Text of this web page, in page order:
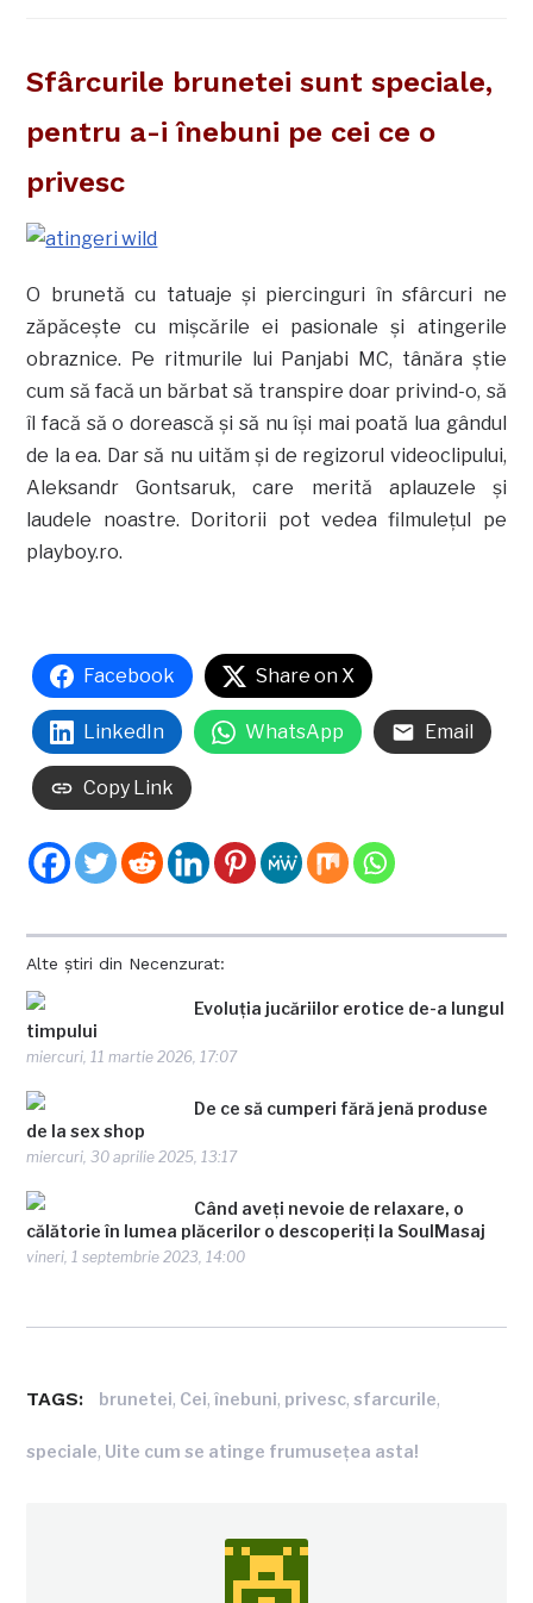
Alte știri din Necenzurat:
Evoluția jucăriilor erotice de-a lungul
timpului
miercuri, 11 martie 2026, 17:07
De ce să cumperi fără jenă produse
de la sex shop
miercuri, 30 aprilie 2025, 13:17
Când aveți nevoie de relaxare, o
călătorie în lumea plăcerilor o descoperiți la SoulMasaj
vineri, 1 septembrie 2023, 14:00
Sfârcurile brunetei sunt speciale,
pentru a-i înebuni pe cei ce o
privesc
O brunetă cu tatuaje şi piercinguri în sfârcuri ne
zăpăceşte cu mişcările ei pasionale şi atingerile
obraznice. Pe ritmurile lui Panjabi MC, tânăra ştie
cum să facă un bărbat să transpire doar privind-o, să
îl facă să o dorească şi să nu îşi mai poată lua gândul
de la ea. Dar să nu uităm şi de regizorul videoclipului,
Aleksandr Gontsaruk, care merită aplauzele şi
laudele noastre. Doritorii pot vedea filmuleţul pe
playboy.ro.
Facebook Share on X
LinkedIn WhatsApp Email
Copy Link
TAGS: brunetei, Cei,înebuni, privesc,sfarcurile,
speciale, Uite cum se atinge frumuseţea asta!